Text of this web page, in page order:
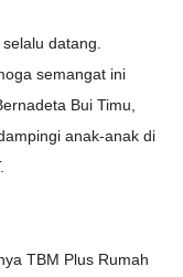
datang.
semangat ini
Bui Timu,
anak-anak di
TBM Plus Rumah